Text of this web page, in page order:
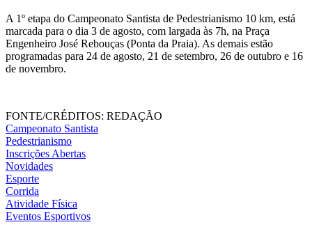
A 1º etapa do Campeonato Santista de Pedestrianismo 10 km, está
marcada para o dia 3 de agosto, com largada às 7h, na Praça
Engenheiro José Rebouças (Ponta da Praia). As demais estão
programadas para 24 de agosto, 21 de setembro, 26 de outubro e 16
de novembro.
FONTE/CRÉDITOS: REDAÇÃO
Campeonato Santista
Pedestrianismo
Inscrições Abertas
Novidades
Esporte
Corrida
Atividade Física
Eventos Esportivos